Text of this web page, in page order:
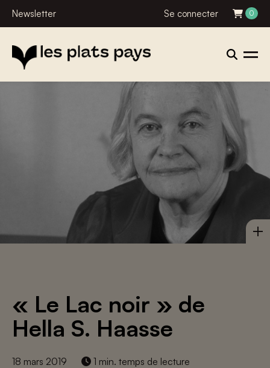
Newsletter Se connecter 0
« Le Lac noir » de
Hella S. Haasse
18 mars 2019 1 min. temps de lecture